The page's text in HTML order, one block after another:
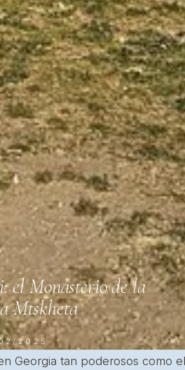
el Monasterio de la
Mtskheta
2025
Georgia tan poderosos como